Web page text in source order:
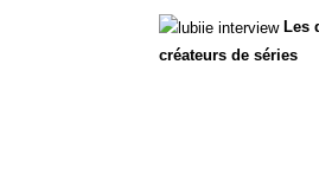
Les
créateurs de séries